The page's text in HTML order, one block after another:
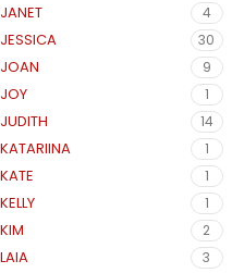
JANET 4
JESSICA 30
JOAN 9
JOY 1
JUDITH 14
KATARIINA 1
KATE 1
KELLY 1
KIM 2
LAIA 3